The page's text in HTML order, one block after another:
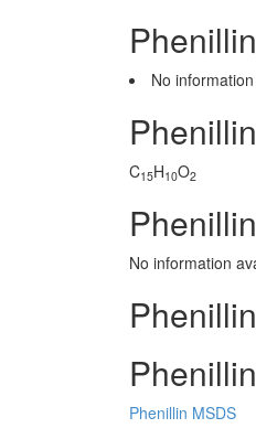
No
C15H10O2
No information
Phenillin MSDS